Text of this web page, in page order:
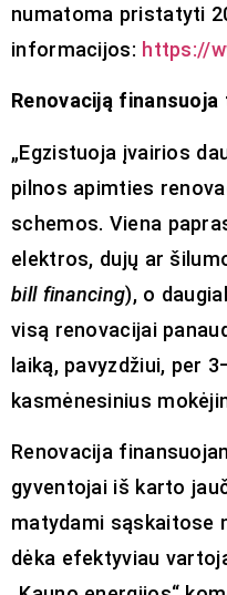
numatoma pristatyti
informacijos: https://
Renovaciją
„Egzistuoja įvairios
pilnos apimties
schemos. Viena
elektros, dujų ar
bill financing), o
visą renovacijai
laiką, pavyzdžiui, per
kasmėnesinius
Renovacija
gyventojai iš karto
matydami sąskaitose
dėka efektyviau